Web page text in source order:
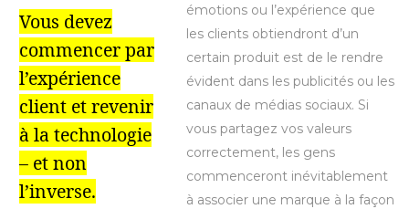
Vous devez
commencer par
l’expérience
client et revenir
à la technologie
– et non
l’inverse.
émotions ou l’expérience que
les clients obtiendront d’un
certain produit est de le rendre
évident dans les publicités ou les
canaux de médias sociaux. Si
vous partagez vos valeurs
correctement, les gens
commenceront inévitablement
à associer une marque à la façon